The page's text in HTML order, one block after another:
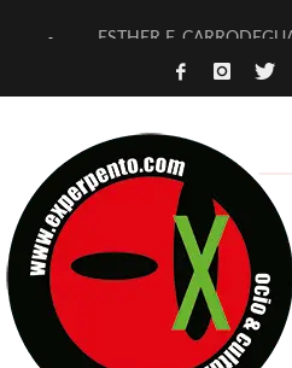
ESTHER F.
[TERRA DE
TIMBRE 4, LA ESCUELA
30 AÑOS (NO ES NADA) DE
MILITARES
D’BALDOMEROS
MARSHALL FLASH